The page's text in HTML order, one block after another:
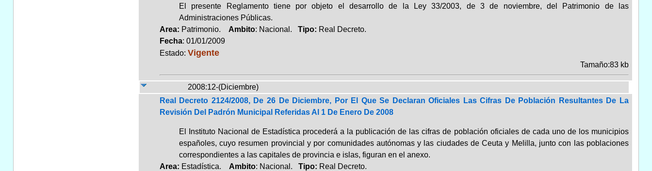
El presente Reglamento tiene por objeto el desarrollo de la Ley 33/2003, de 3 de noviembre, del Patrimonio de las
Administraciones Públicas.
Area: Patrimonio. Ambito: Nacional. Tipo: Real Decreto.
Fecha: 01/01/2009
Estado: Vigente
Tamaño:83 kb
2008:12-(Diciembre)
Real Decreto 2124/2008, De 26 De Diciembre, Por El Que Se Declaran Oficiales Las Cifras De Población Resultantes De La
Revisión Del Padrón Municipal Referidas Al 1 De Enero De 2008
El Instituto Nacional de Estadística procederá a la publicación de las cifras de población oficiales de cada uno de los municipios
españoles, cuyo resumen provincial y por comunidades autónomas y las ciudades de Ceuta y Melilla, junto con las poblaciones
correspondientes a las capitales de provincia e islas, figuran en el anexo.
Area: Estadística. Ambito: Nacional. Tipo: Real Decreto.